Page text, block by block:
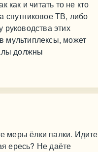
как и читать то не кто
спутниковое ТВ, либо
руководства этих
мультиплексы, может
должны
меры ёлки палки. Идите
ересь? Не даёте